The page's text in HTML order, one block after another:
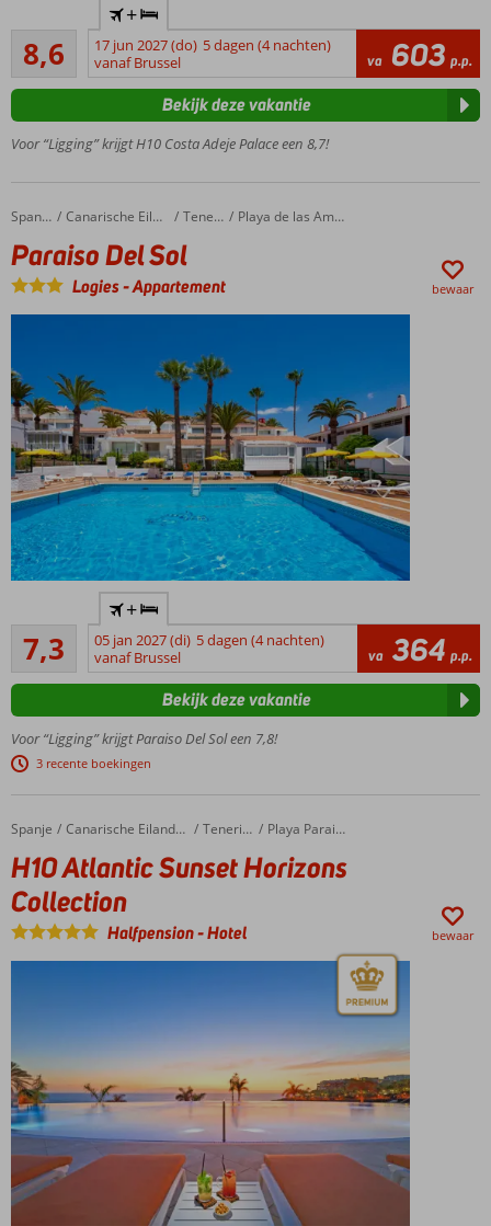
GSTC erkend
duurzaamheidscertificaat
Perfect
voor
Nabij het
Meerdere
zwembaden
kinderbad
Ook All
Inclusive
8,6
Aanrader
65
beoordelingen
+
17 jun 2027 (do) 5 dagen (4 nachten)
vanaf Brussel
va 603 p.p.
Voor “Ligging” krijgt H10 Costa Adeje Palace een 8,7!
Bekijk deze vakantie
Home Spanje Canarische Eilanden Tenerife Playa de las Americas
Paraiso Del Sol
Paraiso Del Sol
Logies-Appartement bewaar
las
Americas
Vlak
strand
Gerenoveerde
is
wel
heel
fijn
Ontbijt of
Halfpension
7,3Voldoende/goed
262
beoordelingen
+
05 jan 2027 (di) 5 dagen (4 nachten)
vanaf Brussel
va 364 p.p.
Voor “Ligging” krijgt Paraiso Del Sol een 7,8!
3 recente boekingen
Bekijk deze vakantie
Home
Spanje Canarische Eilanden Tenerife Playa Paraiso
H10 Atlantic Sunset Horizons Collection
H10 Atlantic Sunset Horizons
Collection
Halfpension-Hotel bewaar